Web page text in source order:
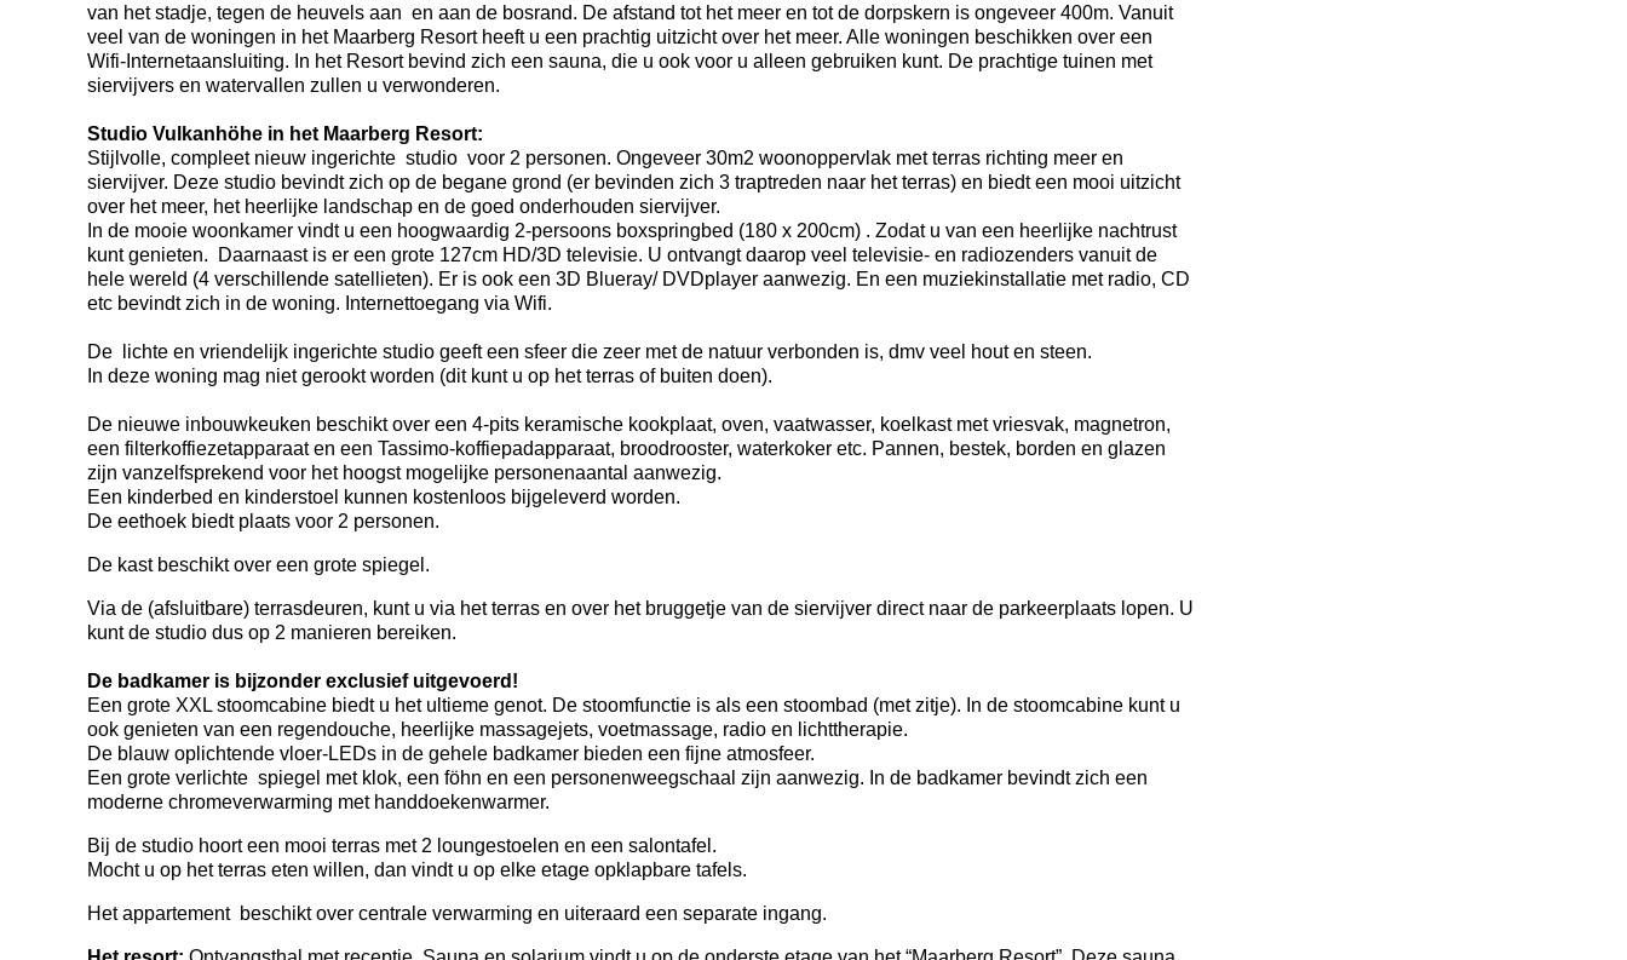
van het stadje, tegen de heuvels aan en aan de bosrand. De afstand tot het meer en tot de dorpskern is ongeveer 400m. Vanuit
veel van de woningen in het Maarberg Resort heeft u een prachtig uitzicht over het meer. Alle woningen beschikken over een
Wifi-Internetaansluiting. In het Resort bevind zich een sauna, die u ook voor u alleen gebruiken kunt. De prachtige tuinen met
siervijvers en watervallen zullen u verwonderen.
Studio Vulkanhöhe in het Maarberg Resort:
Stijlvolle, compleet nieuw ingerichte studio voor 2 personen. Ongeveer 30m2 woonoppervlak met terras richting meer en
siervijver. Deze studio bevindt zich op de begane grond (er bevinden zich 3 traptreden naar het terras) en biedt een mooi uitzicht
over het meer, het heerlijke landschap en de goed onderhouden siervijver.
In de mooie woonkamer vindt u een hoogwaardig 2-persoons boxspringbed (180 x 200cm) . Zodat u van een heerlijke nachtrust
kunt genieten. Daarnaast is er een grote 127cm HD/3D televisie. U ontvangt daarop veel televisie- en radiozenders vanuit de
hele wereld (4 verschillende satellieten). Er is ook een 3D Blueray/ DVDplayer aanwezig. En een muziekinstallatie met radio, CD
etc bevindt zich in de woning. Internettoegang via Wifi.
De lichte en vriendelijk ingerichte studio geeft een sfeer die zeer met de natuur verbonden is, dmv veel hout en steen.
In deze woning mag niet gerookt worden (dit kunt u op het terras of buiten doen).
De nieuwe inbouwkeuken beschikt over een 4-pits keramische kookplaat, oven, vaatwasser, koelkast met vriesvak, magnetron,
een filterkoffiezetapparaat en een Tassimo-koffiepadapparaat, broodrooster, waterkoker etc. Pannen, bestek, borden en glazen
zijn vanzelfsprekend voor het hoogst mogelijke personenaantal aanwezig.
Een kinderbed en kinderstoel kunnen kostenloos bijgeleverd worden.
De eethoek biedt plaats voor 2 personen.
De kast beschikt over een grote spiegel.
Via de (afsluitbare) terrasdeuren, kunt u via het terras en over het bruggetje van de siervijver direct naar de parkeerplaats lopen. U
kunt de studio dus op 2 manieren bereiken.
De badkamer is bijzonder exclusief uitgevoerd!
Een grote XXL stoomcabine biedt u het ultieme genot. De stoomfunctie is als een stoombad (met zitje). In de stoomcabine kunt u
ook genieten van een regendouche, heerlijke massagejets, voetmassage, radio en lichttherapie.
De blauw oplichtende vloer-LEDs in de gehele badkamer bieden een fijne atmosfeer.
Een grote verlichte spiegel met klok, een föhn en een personenweegschaal zijn aanwezig. In de badkamer bevindt zich een
moderne chromeverwarming met handdoekenwarmer.
Bij de studio hoort een mooi terras met 2 loungestoelen en een salontafel.
Mocht u op het terras eten willen, dan vindt u op elke etage opklapbare tafels.
Het appartement beschikt over centrale verwarming en uiteraard een separate ingang.